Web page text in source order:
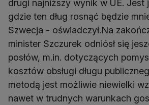
drugi najniższy wynik w UE. Jest
gdzie ten dług rosnąć będzie
Szwecja - oświadczył.Na
minister Szczurek odniósł się
posłów, m.in. dotyczących
kosztów obsługi długu
metodą jest możliwie niewielki
nawet w trudnych warunkach